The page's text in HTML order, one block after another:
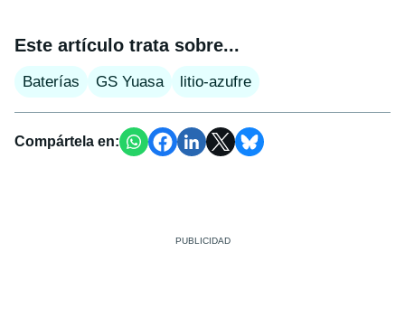
Este artículo trata sobre...
Baterías GS Yuasa litio-azufre
Compártela en: